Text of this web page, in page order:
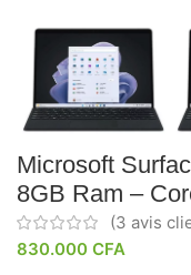
Microsoft
8GB Ram –
(3 avis
830.000CFA